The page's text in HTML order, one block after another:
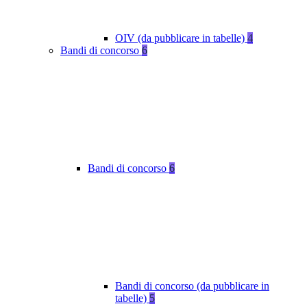
OIV (da pubblicare in tabelle) 4
Bandi di concorso 6
Bandi di concorso 6
Bandi di concorso (da pubblicare in
tabelle) 5